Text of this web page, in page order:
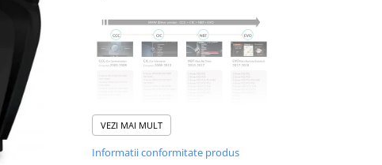
VEZI MAI MULT
Informatii conformitate produs